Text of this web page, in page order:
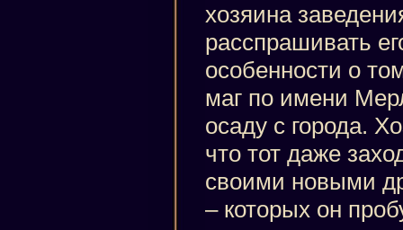
хозяина
расспрашивать
особенности о
маг по имени
осаду с города.
что тот даже
своими новыми
– которых он